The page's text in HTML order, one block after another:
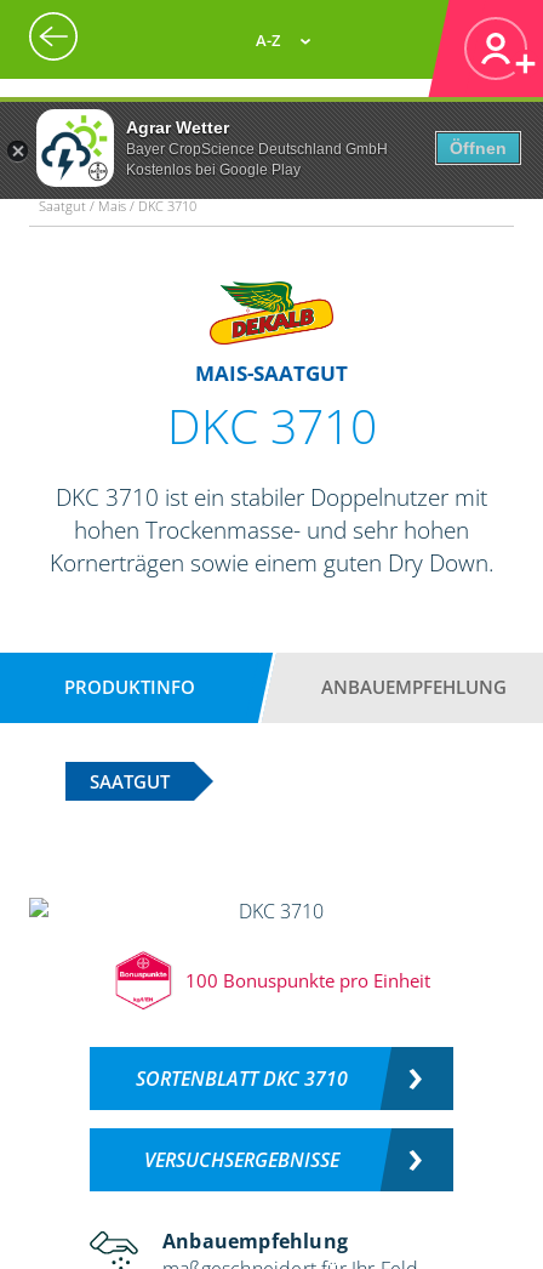
Agrar Wetter
Bayer CropScience Deutschland GmbH
Kostenlos bei Google Play
Öffnen
A-Z
Saatgut / Mais / DKC 3710
MAIS-SAATGUT
DKC 3710
DKC 3710 ist ein stabiler Doppelnutzer mit
hohen Trockenmasse- und sehr hohen
Kornerträgen sowie einem guten Dry Down.
PRODUKTINFO ANBAUEMPFEHLUNG
SAATGUT
100 Bonuspunkte pro Einheit
SORTENBLATT DKC 3710
VERSUCHSERGEBNISSE
Anbauempfehlung